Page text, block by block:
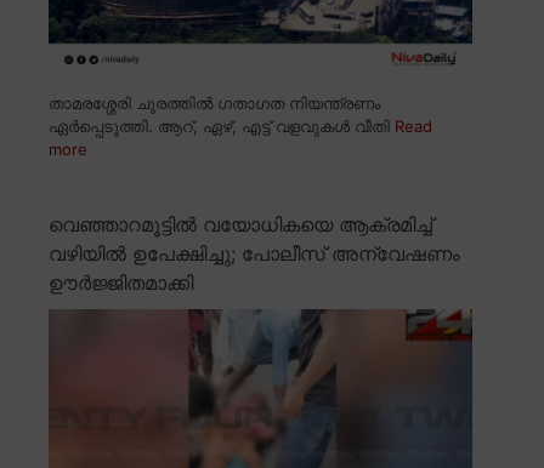
താമരശ്ശേരി ചുരത്തിൽ ഗതാഗത നിയന്ത്രണം
ഏർപ്പെടുത്തി. ആറ്, ഏഴ്, എട്ട് വളവുകൾ വീതി Read
more
വെഞ്ഞാറമൂട്ടിൽ വയോധികയെ ആക്രമിച്ച്
വഴിയിൽ ഉപേക്ഷിച്ചു; പോലീസ് അന്വേഷണം
ഊർജ്ജിതമാക്കി